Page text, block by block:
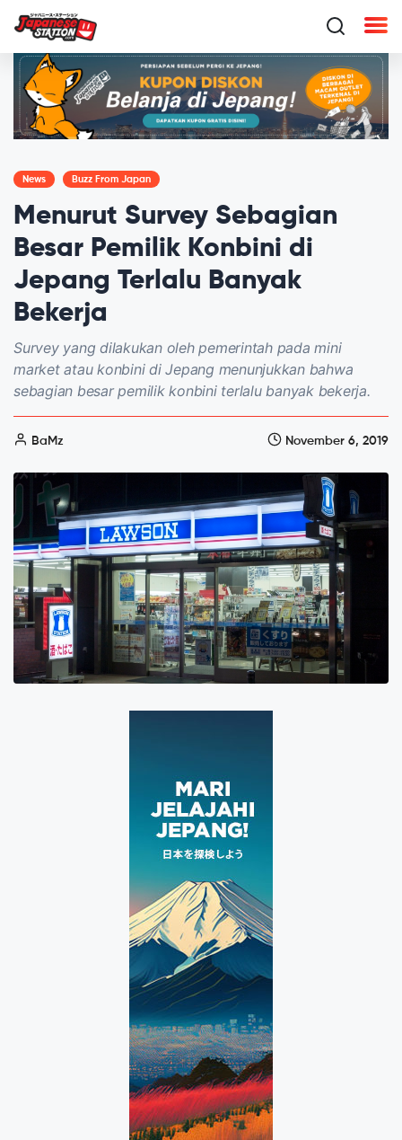
News Buzz From Japan
Menurut Survey Sebagian
Besar Pemilik Konbini di
Jepang Terlalu Banyak
Bekerja
Survey yang dilakukan oleh pemerintah pada mini
market atau konbini di Jepang menunjukkan bahwa
sebagian besar pemilik konbini terlalu banyak bekerja.
BaMz November 6, 2019